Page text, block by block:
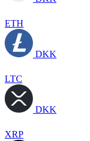
ETH
DKK
LTC
DKK
XRP